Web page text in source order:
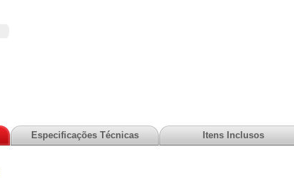
Especificações Técnicas Itens Inclusos